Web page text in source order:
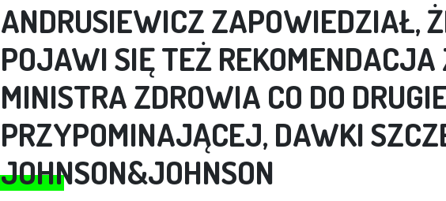
ANDRUSIEWICZ ZAPOWIEDZIAŁ,
POJAWI SIĘ TEŻ REKOMENDACJA
MINISTRA ZDROWIA CO DO
PRZYPOMINAJĄCEJ, DAWKI
JOHNSON&JOHNSON